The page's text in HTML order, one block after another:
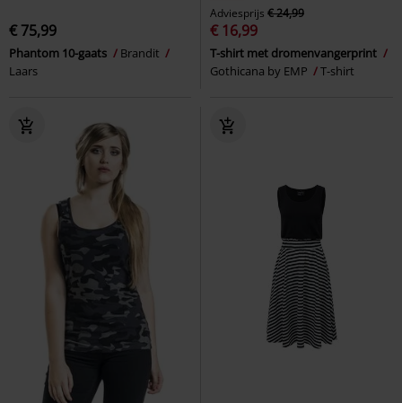
€ 75,99
Phantom 10-gaats
Brandit
Laars
Adviesprijs € 24,99
€ 16,99
T-shirt met dromenvangerprint
Gothicana by EMP
T-shirt